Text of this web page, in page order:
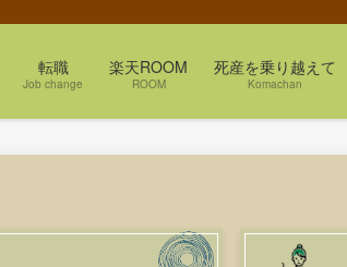
転職
Job change
楽天ROOM
ROOM
死産を乗り越えて
Komachan